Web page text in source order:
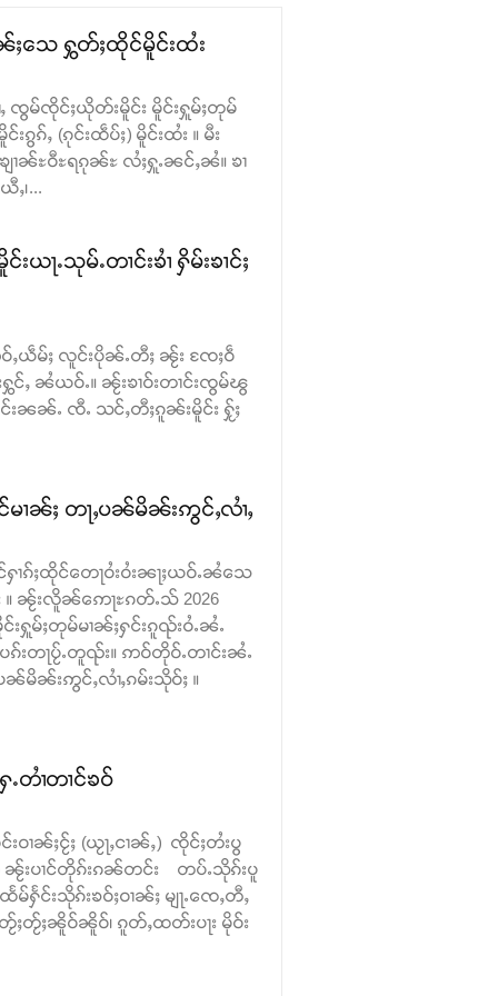
သေ ႁွတ်ႈထိုင်မိူင်းထႆး
ၸွမ်ၸိုင်ႈယိုတ်းမိူင်း မိူင်းႁူမ်ႈတုမ်
ၵွၵ်ႇ (ၵုင်းထဵပ်ႈ) မိူင်းထႆး ။ မီး
ႊဝီႊရၵုၼ်ႊ လႆႈႁူႉၼင်ႇၼႆ။ ၶၢ
၊...
ႃႉသုမ်ႉတၢင်းၶၢႆ ႁိမ်းၶၢင်ႈ
ႇယဵမ်ႈ လူင်းပိုၼ်ႉတီႈ ၼႂ်း ၸႄႈဝဵ
ႁွင်ႇ ၼႆယဝ်ႉ။ ၼႂ်းၶၢဝ်းတၢင်းၸွမ်ၽွ
ၼၼ်ႉ ၸီႉ သင်ႇတီႈၵူၼ်းမိူင်း ႁႂ်ႈ
ၢၼ်ႈ တႃႇပၼ်မိၼ်းဢွင်ႇလၢႆႇ
ၢၵ်ႈထိုင်တေႃဝႆးဝႆးၼႃႈယဝ်ႉၼႆသေ
း ။ ၼႂ်းလိူၼ်ဢေႃႊၵတ်ႉသ် 2026
မ်ႈတုမ်မၢၼ်ႈႁင်းၵူၺ်းဝႆႉၼႆႉ
းတႃပႂ်ႉတူၺ်း။ ဢဝ်တိုဝ်ႉတၢင်းၼႆႉ
မိၼ်းဢွင်ႇလၢႆႇၵမ်းသိုဝ်ႈ ။
ႉတၢႆတၢင်ၶဝ်
ဝၢၼ်ႈငႂ်ႈ (ယႂႃႇငၢၼ်ႇ) ၸိုင်ႈတႆးပွ
ဝ် ၼႂ်းပၢင်တိုၵ်းၵၼ်တင်း တပ်ႉသိုၵ်းပူ
မ်ႁႅင်းသိုၵ်းၶဝ်ႈဝၢၼ်ႈ မျႃႉၸေႇတီႇ
တႂ်ႈၼိူဝ်ၼိူဝ်၊ ၵူတ်ႇထတ်းပႃး မိုဝ်း